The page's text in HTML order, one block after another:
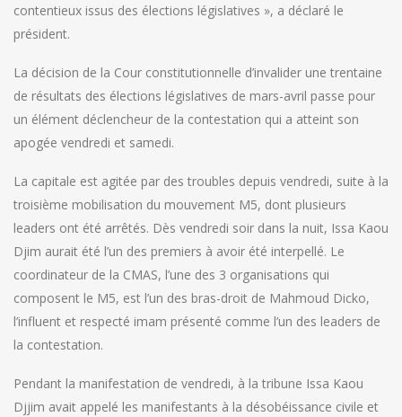
contentieux issus des élections législatives », a déclaré le
président.
La décision de la Cour constitutionnelle d’invalider une trentaine
de résultats des élections législatives de mars-avril passe pour
un élément déclencheur de la contestation qui a atteint son
apogée vendredi et samedi.
La capitale est agitée par des troubles depuis vendredi, suite à la
troisième mobilisation du mouvement M5, dont plusieurs
leaders ont été arrêtés. Dès vendredi soir dans la nuit, Issa Kaou
Djim aurait été l’un des premiers à avoir été interpellé. Le
coordinateur de la CMAS, l’une des 3 organisations qui
composent le M5, est l’un des bras-droit de Mahmoud Dicko,
l’influent et respecté imam présenté comme l’un des leaders de
la contestation.
Pendant la manifestation de vendredi, à la tribune Issa Kaou
Djjim avait appelé les manifestants à la désobéissance civile et